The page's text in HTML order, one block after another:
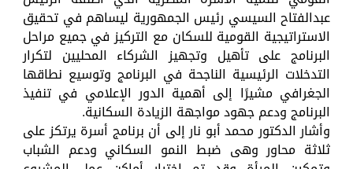
عبدالفتاح السيسي رئيس الجمهورية ليساهم في تحقيق
الاستراتيجية القومية للسكان مع التركيز في جميع مراحل
البرنامج على تأهيل وتجهيز الشركاء المحليين لتكرار
التدخلات الرئيسية الناجحة في البرنامج وتوسيع نطاقها
الجغرافي مشيرًا إلى أهمية الدور الإعلامي في تنفيذ
البرنامج ودعم جهود مواجهة الزيادة السكانية.
وأشار الدكتور محمد أبو نار إلى أن برنامج أسرة يرتكز على
ثلاثة محاور وهى ضبط النمو السكاني ودعم الشباب